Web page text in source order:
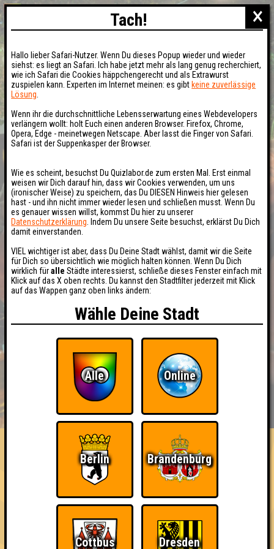
HIGHSCORE RESERVIERUNG
FAQ ÜBER UNS
×
Tach!
Hallo lieber Safari-Nutzer. Wenn Du dieses Popup wieder und wieder
siehst: es liegt an Safari. Ich habe jetzt mehr als lang genug recherchiert,
wie ich Safari die Cookies häppchengerecht und als Extrawurst
zuspielen kann. Experten im Internet meinen: es gibt keine zuverlässige
Lösung
Wenn ihr die durchschnittliche Lebensserwartung eines Webdevelopers
verlängern wollt: holt Euch einen anderen Browser. Firefox, Chrome,
Opera, Edge - meinetwegen Netscape. Aber lasst die Finger von Safari.
Safari ist der Suppenkasper der Browser.
Wie es scheint, besuchst Du Quizlabor.de zum ersten Mal. Erst einmal
weisen wir Dich darauf hin, dass wir Cookies verwenden, um uns
(ironischer Weise) zu speichern, das Du DIESEN Hinweis hier gelesen
hast - und ihn nicht immer wieder lesen und schließen musst. Wenn Du
es genauer wissen willst, kommst Du hier zu unserer
Datenschutzerklärung . Indem Du unsere Seite besuchst, erklärst Du Dich
damit einverstanden.
VIEL wichtiger ist aber, dass Du Deine Stadt wählst, damit wir die Seite
für Dich so übersichtlich wie möglich halten können. Wenn Du Dich
wirklich füralle Städte interessierst, schließe dieses Fenster einfach mit
Klick auf das X oben rechts. Du kannst den Stadtfilter jederzeit mit Klick
auf das Wappen ganz oben links ändern:
Wähle Deine Stadt
Alle Online
Berlin Brandenburg
Cottbus Dresden